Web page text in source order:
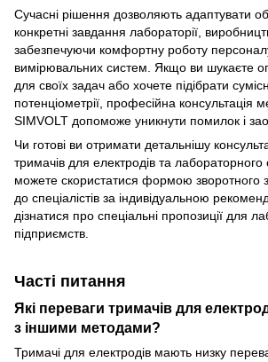
Сучасні рішення дозволяють адаптувати
конкретні завдання лабораторії,
забезпечуючи комфортну роботу персоналу
вимірювальних систем. Якщо ви шукаєте
для своїх задач або хочете підібрати
потенціометрії, професійна консультація
SIMVOLT допоможе уникнути помилок і
Чи готові ви отримати детальнішу
тримачів для електродів та
можете скористатися формою зворотного
до спеціалістів за індивідуальною
дізнатися про спеціальні пропозиції для
підприємств.
Часті питання
Які переваги тримачів для
з іншими методами?
Тримачі для електродів мають низку